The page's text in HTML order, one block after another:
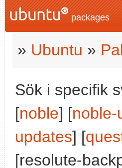
packages
» Ubuntu »
Sök i specifik
[noble] [noble-
updates] [
[resolute-